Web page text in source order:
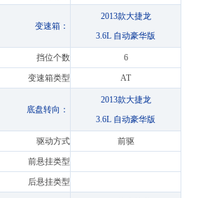
变速箱：
2013款大捷龙
3.6L 自动豪华版
挡位个数 6
变速箱类型 AT
底盘转向：
2013款大捷龙
3.6L 自动豪华版
驱动方式 前驱
前悬挂类型
后悬挂类型